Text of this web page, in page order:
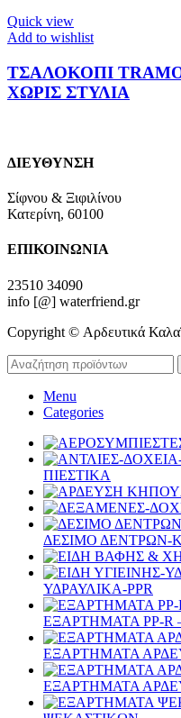
Quick view
Add to wishlist
ΤΣΑΛΟΚΟΠΙ
ΧΩΡΙΣ ΣΤΥΛΙΑ
ΔΙΕΥΘΥΝΣΗ
Σίφνου & Ξιφιλίνου
Κατερίνη, 60100
ΕΠΙΚΟΙΝΩΝΙΑ
23510 34090
info [@] waterfriend.gr
Copyright © Αρδευτικά
Menu
Categories
ΠΙΕΣΤΙΚΑ
ΔΕΣΙΜΟ ΔΕΝΤΡΩΝ-
ΥΔΡΑΥΛΙΚΑ-PPR
ΕΞΑΡΤΗΜΑΤΑ PP-R
ΕΞΑΡΤΗΜΑΤΑ
ΕΞΑΡΤΗΜΑΤΑ